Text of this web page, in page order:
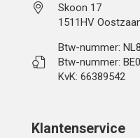
Skoon 17
1511HV
Btw-nummer:
Btw-nummer:
KvK: 66389542
Klantenservice